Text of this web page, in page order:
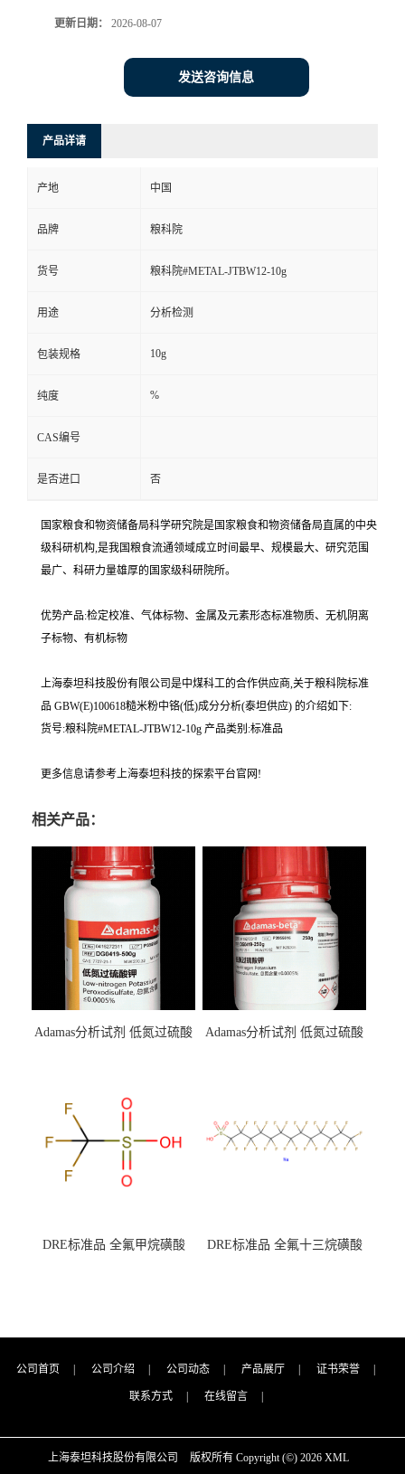
更新日期： 2026-08-07
发送咨询信息
产品详请
产地 中国
品牌 粮科院
货号 粮科院#METAL-JTBW12-10g
用途 分析检测
包装规格 10g
纯度 %
CAS编号
是否进口 否
国家粮食和物资储备局科学研究院是国家粮食和物资储备局直属的中央
级科研机构,是我国粮食流通领域成立时间最早、规模最大、研究范围
最广、科研力量雄厚的国家级科研院所。
优势产品:检定校准、气体标物、金属及元素形态标准物质、无机阴离
子标物、有机标物
上海泰坦科技股份有限公司是中煤科工的合作供应商,关于粮科院标准
品 GBW(E)100618糙米粉中铬(低)成分分析(泰坦供应) 的介绍如下:
货号:粮科院#METAL-JTBW12-10g 产品类别:标准品
更多信息请参考上海泰坦科技的探索平台官网!
相关产品：
Adamas分析试剂 低氮过硫酸
（泰坦现货供应）
Adamas分析试剂 低氮过硫酸
DRE标准品 全氟甲烷磺酸
DRE标准品 全氟十三烷磺酸
公司首页 公司介绍 公司动态 产品展厅 证书荣誉
联系方式 在线留言
上海泰坦科技股份有限公司 版权所有 Copyright (©) 2026 XML